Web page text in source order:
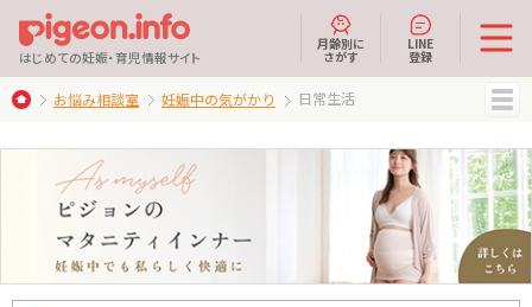
はじめての妊娠・育児情報サイト
月齢別に
さがす
LINE
登録
お悩み相談室 妊娠中の気がかり 日常生活